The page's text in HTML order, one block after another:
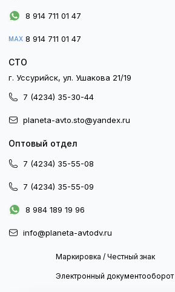
8 914 711 01 47
MAX 8 914 711 01 47
СТО
г. Уссурийск, ул. Ушакова 21/19
7 (4234) 35-30-44
planeta-avto.sto@yandex.ru
Оптовый отдел
7 (4234) 35-55-08
7 (4234) 35-55-09
8 984 189 19 96
info@planeta-avtodv.ru
Маркировка / Честный знак
Электронный документооборот